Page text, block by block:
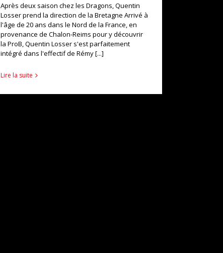
Après deux saison chez les Dragons, Quentin
Losser prend la direction de la Bretagne Arrivé à
l'âge de 20 ans dans le Nord de la France, en
provenance de Chalon-Reims pour y découvrir
la ProB, Quentin Losser s'est parfaitement
intégré dans l'effectif de Rémy [...]
Lire la suite